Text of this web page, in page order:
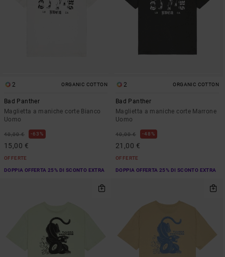
2 ORGANIC COTTON
Bad Panther
Maglietta a maniche corte Bianco
Uomo
40,00 € 63%
15,00 €
OFFERTE
DOPPIA OFFERTA 25% DI SCONTO EXTRA
2 ORGANIC COTTON
Bad Panther
Maglietta a maniche corte Marrone
Uomo
40,00 € 48%
21,00 €
OFFERTE
DOPPIA OFFERTA 25% DI SCONTO EXTRA